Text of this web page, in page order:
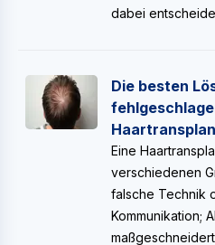
dabei
Die besten
Eine
verschiedenen
falsche Technik
Kommunikation;